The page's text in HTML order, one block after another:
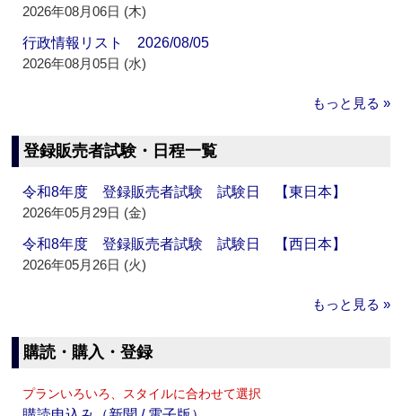
2026年08月06日 (木)
行政情報リスト 2026/08/05
2026年08月05日 (水)
もっと見る »
登録販売者試験・日程一覧
令和8年度 登録販売者試験 試験日 【東日本】
2026年05月29日 (金)
令和8年度 登録販売者試験 試験日 【西日本】
2026年05月26日 (火)
もっと見る »
購読・購入・登録
プランいろいろ、スタイルに合わせて選択